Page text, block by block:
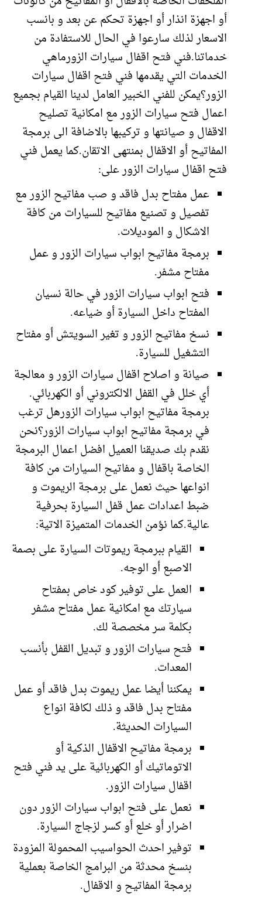
أو اجهزة انذار أو اجهزة تحكم عن بعد و بانسب
الاسعار لذلك سارعوا في الحال للاستفادة من
خدماتنا.فني فتح اقفال سيارات الزورماهي
الخدمات التي يقدمها فني فتح اقفال سيارات
الزور؟يمكن للفني الخبير العامل لدينا القيام بجميع
اعمال فتح سيارات الزور مع امكانية تصليح
الاقفال و صيانتها و تركيبها بالاضافة الى برمجة
المفاتيح أو الاقفال بمنتهى الاتقان.كما يعمل فني
فتح اقفال سيارات الزور على:
عمل مفتاح بدل فاقد و صب مفاتيح الزور مع
تفصيل و تصنيع مفاتيح للسيارات من كافة
الاشكال و الموديلات.
برمجة مفاتيح ابواب سيارات الزور و عمل
مفتاح مشفر.
فتح ابواب سيارات الزور في حالة نسيان
المفتاح داخل السيارة أو ضياعه.
نسخ مفاتيح الزور و تغير السويتش أو مفتاح
التشغيل للسيارة.
صيانة و اصلاح اقفال سيارات الزور و معالجة
أي خلل في القفل الالكتروني أو الكهربائي.
برمجة مفاتيح ابواب سيارات الزورهل ترغب
في برمجة مفاتيح ابواب سيارات الزور؟نحن
نقدم بك صديقنا العميل افضل اعمال البرمجة
الخاصة باقفال و مفاتيح السيارات من كافة
انواعها حيث نعمل على برمجة الريموت و
ضبط اعدادات عمل قفل السيارة بحرفية
عالية.كما نؤمن الخدمات المتميزة الاتية:
القيام ببرمجة ريموتات السيارة على بصمة
الاصبع أو الوجه.
العمل على توفير كود خاص بمفتاح
سيارتك مع امكانية عمل مفتاح مشفر
بكلمة سر مخصصة لك.
فتح سيارات الزور و تبديل القفل بأنسب
المعدات.
يمكننا أيضا عمل ريموت بدل فاقد أو عمل
مفتاح بدل فاقد و ذلك لكافة انواع
السيارات الحديثة.
برمجة مفاتيح الاقفال الذكية أو
الاتوماتيك أو الكهربائية على يد فني فتح
اقفال سيارات الزور.
نعمل على فتح ابواب سيارات الزور دون
اضرار أو خلع أو كسر لزجاج السيارة.
توفير احدث الحواسيب المحمولة المزودة
بنسخ محدثة من البرامج الخاصة بعملية
برمجة المفاتيح و الاقفال.